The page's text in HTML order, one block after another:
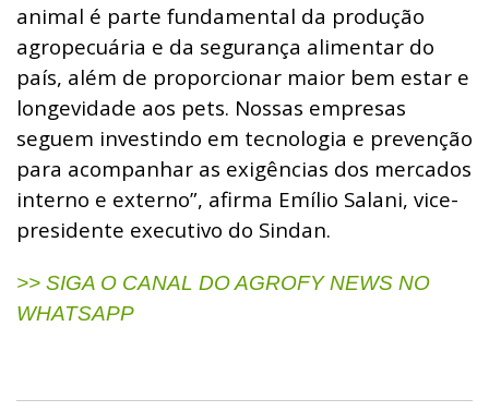
animal é parte fundamental da produção
agropecuária e da segurança alimentar do
país, além de proporcionar maior bem estar e
longevidade aos pets. Nossas empresas
seguem investindo em tecnologia e prevenção
para acompanhar as exigências dos mercados
interno e externo”, afirma Emílio Salani, vice-
presidente executivo do Sindan.
>> SIGA O CANAL DO AGROFY NEWS NO
WHATSAPP